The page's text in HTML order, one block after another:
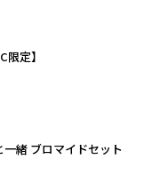
定】
緒 ブロマイドセット